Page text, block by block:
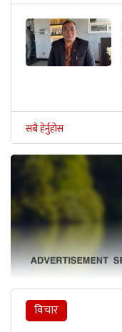
सबै हेर्नुहोस
विचार